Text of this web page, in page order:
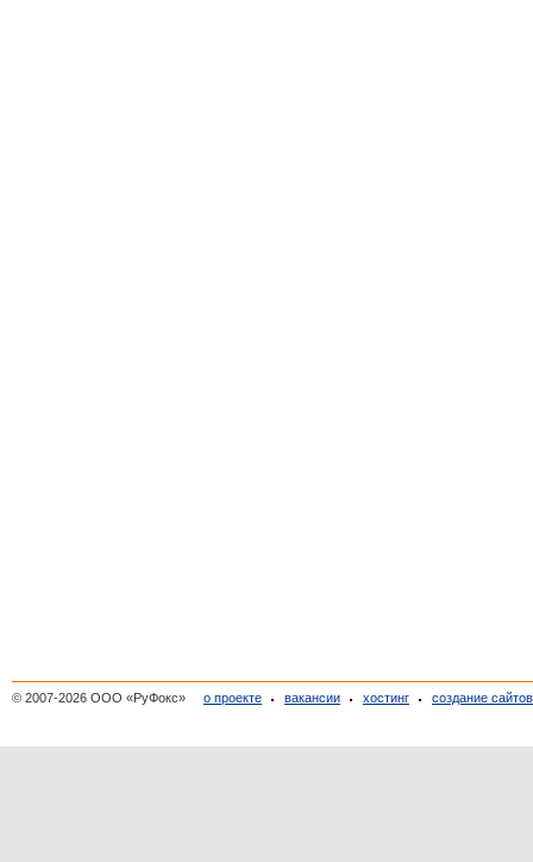
© 2007-2026 ООО «РуФокс» о проекте вакансии хостинг создание сайтов